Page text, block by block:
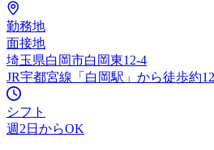
勤務地
面接地
埼玉県白岡市白岡東12-4
JR宇都宮線「白岡駅」から徒歩約
シフト
週2日からOK